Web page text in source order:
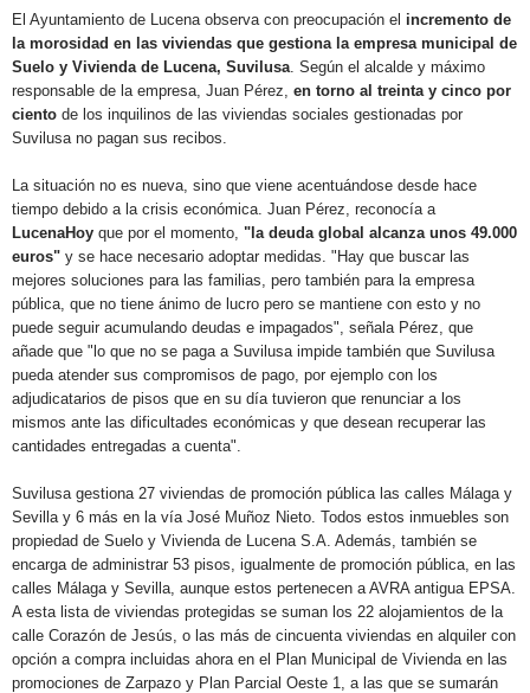
El Ayuntamiento de Lucena observa con preocupación el incremento de
la morosidad en las viviendas que gestiona la empresa municipal de
Suelo y Vivienda de Lucena, Suvilusa . Según el alcalde y máximo
responsable de la empresa, Juan Pérez, en torno al treinta y cinco por
ciento de los inquilinos de las viviendas sociales gestionadas por
Suvilusa no pagan sus recibos.
La situación no es nueva, sino que viene acentuándose desde hace
tiempo debido a la crisis económica. Juan Pérez, reconocía a
LucenaHoy que por el momento, "la deuda global alcanza unos 49.000
euros" y se hace necesario adoptar medidas. "Hay que buscar las
mejores soluciones para las familias, pero también para la empresa
pública, que no tiene ánimo de lucro pero se mantiene con esto y no
puede seguir acumulando deudas e impagados", señala Pérez, que
añade que "lo que no se paga a Suvilusa impide también que Suvilusa
pueda atender sus compromisos de pago, por ejemplo con los
adjudicatarios de pisos que en su día tuvieron que renunciar a los
mismos ante las dificultades económicas y que desean recuperar las
cantidades entregadas a cuenta".
Suvilusa gestiona 27 viviendas de promoción pública las calles Málaga y
Sevilla y 6 más en la vía José Muñoz Nieto. Todos estos inmuebles son
propiedad de Suelo y Vivienda de Lucena S.A. Además, también se
encarga de administrar 53 pisos, igualmente de promoción pública, en las
calles Málaga y Sevilla, aunque estos pertenecen a AVRA antigua EPSA
A esta lista de viviendas protegidas se suman los 22 alojamientos de la
calle Corazón de Jesús, o las más de cincuenta viviendas en alquiler con
opción a compra incluidas ahora en el Plan Municipal de Vivienda en las
promociones de Zarpazo y Plan Parcial Oeste 1, a las que se sumarán